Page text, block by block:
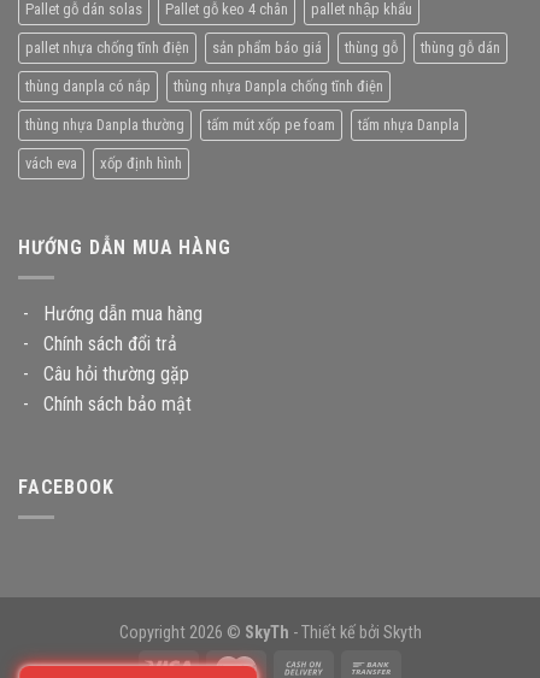
Pallet gỗ dán solas Pallet gỗ keo 4 chân pallet nhập khẩu
pallet nhựa chống tĩnh điện sản phẩm báo giá thùng gỗ thùng gỗ dán
thùng danpla có nắp thùng nhựa Danpla chống tĩnh điện
thùng nhựa Danpla thường tấm mút xốp pe foam tấm nhựa Danpla
vách eva xốp định hình
HƯỚNG DẪN MUA HÀNG
- Hướng dẫn mua hàng
- Chính sách đổi trả
- Câu hỏi thường gặp
- Chính sách bảo mật
FACEBOOK
Copyright 2026 © SkyTh - Thiết kế bởi Skyth